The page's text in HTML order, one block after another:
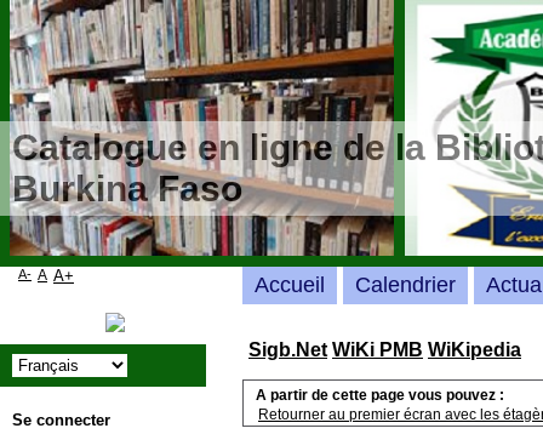
Catalogue en ligne de la
Burkina Faso
Sigb.Net WiKi PMB WiKipedia
A partir de cette page vous pouvez :
Retourner au premier écran avec les
Accueil Calendrier
A- A A+
Se connecter